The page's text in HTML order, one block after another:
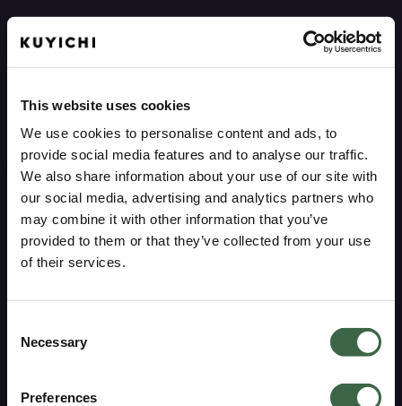
This website uses cookies
We use cookies to personalise content and ads, to
provide social media features and to analyse our traffic.
We also share information about your use of our site with
our social media, advertising and analytics partners who
may combine it with other information that you’ve
provided to them or that they’ve collected from your use
of their services.
Selection
Necessary
Preferences
Lange historie
Care guide
Reparatie service
Retour forwarding
Mijn account
Verzenden en retourneren
DAMES- OF HERENKLEDING?